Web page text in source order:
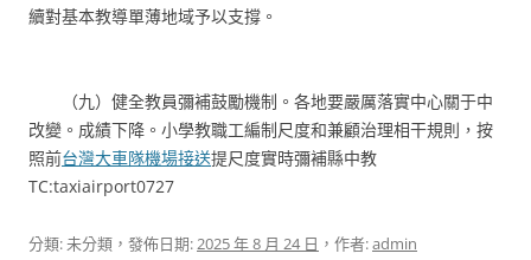
續對基本教導單薄地域予以支撐。
（九）健全教員彌補鼓勵機制。各地要嚴厲落實中心關于中
改變。成績下降。小學教職工編制尺度和兼顧治理相干規則，按
照前台灣大車隊機場接送提尺度實時彌補縣中教
TC:taxiairport0727
分類: 未分類，發佈日期:2025 年 8 月 24 日 ，作者:admin